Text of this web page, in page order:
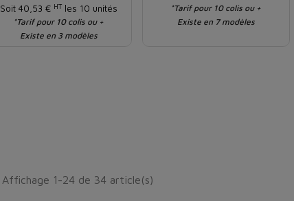
Soit 40,53 € HTles 10 unités
*Tarif pour 10 colis ou +
Existe en 3 modèles
*Tarif pour 10 colis ou +
Existe en 7 modèles
Affichage 1-24 de 34 article(s)